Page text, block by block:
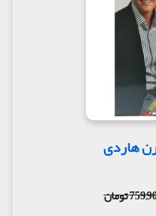
هاردی
تومان